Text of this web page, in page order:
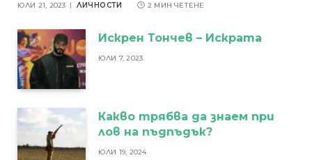
ЮЛИ 21, 2023 ЛИЧНОСТИ 2 МИН ЧЕТЕНЕ
Искрен Тончев – Искрата
ЮЛИ 7, 2023
Какво трябва да знаем при
лов на пъдпъдък?
ЮЛИ 19, 2024